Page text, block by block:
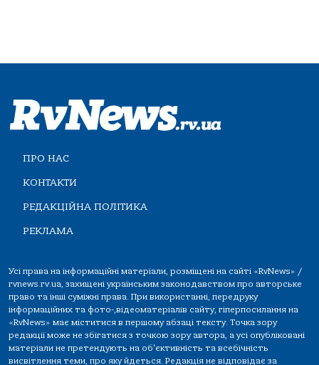
ПРО НАС
КОНТАКТИ
РЕДАКЦІЙНА ПОЛІТИКА
РЕКЛАМА
Усі права на інформаційні матеріали, розміщені на сайті «RvNews» /
rvnews.rv.ua, захищені українським законодавством про авторське
право та інші суміжні права. При використанні, передруку
інформаційних та фото-,відеоматеріалів сайту, гіперпосилання на
«RvNews» має міститися в першому абзаці тексту. Точка зору
редакції може не збігатися з точкою зору автора, а усі опубліковані
матеріали не претендують на об'єктивність та всебічність
висвітлення теми, про яку йдеться. Редакція не відповідає за